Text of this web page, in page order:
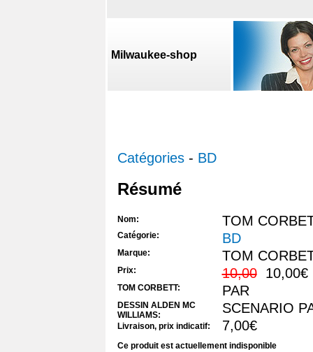
Milwaukee-shop
Catégories- BD
Résumé
Nom: TOM
Catégorie: BD
Marque: TOM
Prix: 10,0010,00€
TOM CORBETT: PAR
DESSIN ALDEN MC
WILLIAMS:
SCENARIO
Livraison, prix indicatif: 7,00€
Ce produit est actuellement indisponible